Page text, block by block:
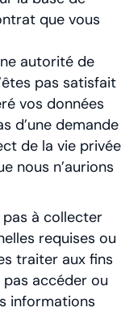
que vous
autorité de
pas satisfait
vos données
d’une demande
de la vie privée
nous n’aurions
pas à collecter
requises ou
traiter aux fins
accéder ou
informations